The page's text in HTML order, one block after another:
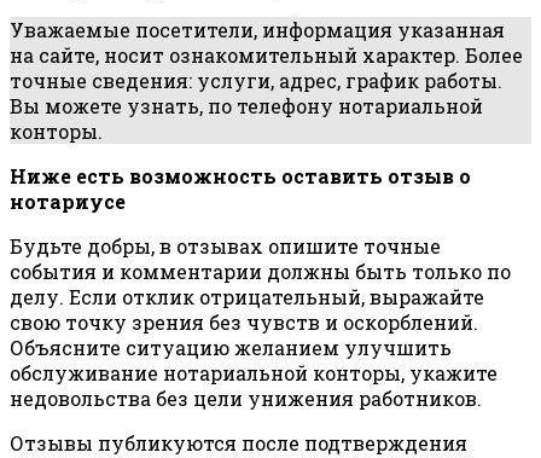
Уважаемые посетители, информация указанная
на сайте, носит ознакомительный характер. Более
точные сведения: услуги, адрес, график работы.
Вы можете узнать, по телефону нотариальной
конторы.
Ниже есть возможность оставить отзыв о
нотариусе
Будьте добры, в отзывах опишите точные
события и комментарии должны быть только по
делу. Если отклик отрицательный, выражайте
свою точку зрения без чувств и оскорблений.
Объясните ситуацию желанием улучшить
обслуживание нотариальной конторы, укажите
недовольства без цели унижения работников.
Отзывы публикуются после подтверждения